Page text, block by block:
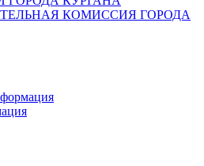
КОМИССИЯ ГОРОДА